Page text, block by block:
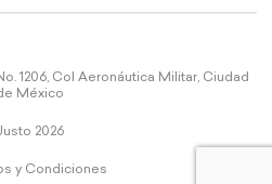
1206, Col Aeronáutica Militar, Ciudad
México
2026
y Condiciones